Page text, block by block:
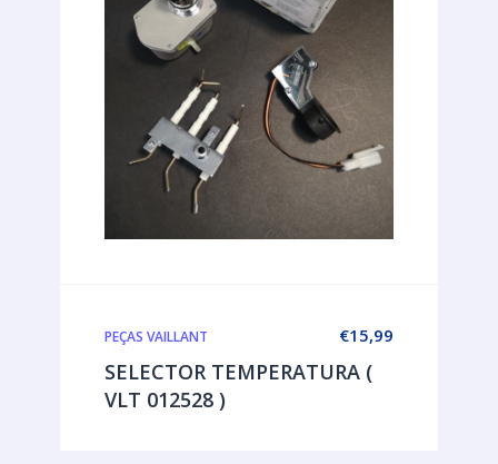
€15,99
PEÇAS VAILLANT
SELECTOR TEMPERATURA (
VLT 012528 )